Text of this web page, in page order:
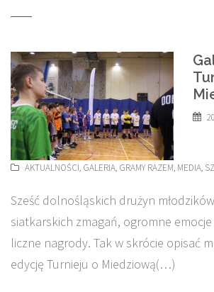
AKTUALNOŚCI, GALERIA, GRAMY RAZEM, MEDIA,
Sześć dolnośląskich drużyn
siatkarskich zmagań, ogromne
liczne nagrody. Tak w skrócie opisać
edycję Turnieju o Miedziową(…)